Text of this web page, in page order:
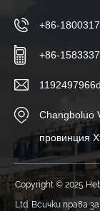
+86-
+86-
Changboluo
провинция
Copyright © 2025
Ltd. Всички права